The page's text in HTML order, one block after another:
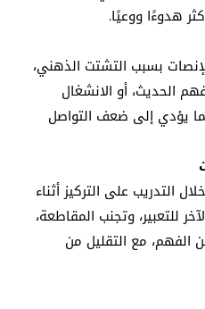
هدوءًا ووعيًا.
بسبب التشتت الذهني،
الحديث، أو الانشغال
مما يؤدي إلى ضعف التواصل
التدريب على التركيز أثناء
للتعبير، وتجنب المقاطعة،
الفهم، مع التقليل من